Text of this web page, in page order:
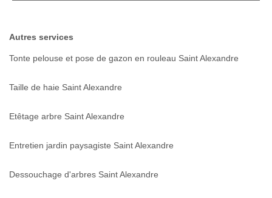
Autres services
Tonte pelouse et pose de gazon en rouleau Saint Alexandre
Taille de haie Saint Alexandre
Etêtage arbre Saint Alexandre
Entretien jardin paysagiste Saint Alexandre
Dessouchage d'arbres Saint Alexandre